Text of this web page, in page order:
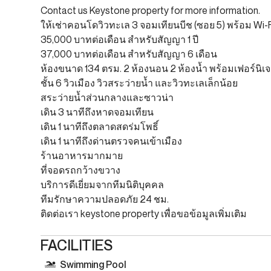
Contact us Keystone property for more information.
ให้เช่าคอนโดวิวทะเล 3 จอมเทียนบีช (ซอย 5) พร้อม Wi-
35,000 บาทต่อเดือน สำหรับสัญญา 1 ปี
37,000 บาทต่อเดือน สำหรับสัญญา 6 เดือน
ห้องขนาด 134 ตรม. 2 ห้องนอน 2 ห้องน้ำ พร้อมเฟอร์นิเ
ชั้น 6 วิวเมือง วิวสระว่ายน้ำ และวิวทะเลเล็กน้อย
สระว่ายน้ำส่วนกลางและซาวน่า
เดิน 3 นาทีถึงหาดจอมเทียน
เดิน 1 นาทีถึงตลาดสดร่มโพธิ์
เดิน 1 นาทีถึงด่านตรวจคนเข้าเมือง
ร้านอาหารมากมาย
ที่จอดรถกว้างขวาง
บริการดีเยี่ยมจากทีมนิติบุคคล
ทีมรักษาความปลอดภัย 24 ชม.
ติดต่อเรา keystone property เพื่อขอข้อมูลเพิ่มเติม
FACILITIES
Swimming Pool